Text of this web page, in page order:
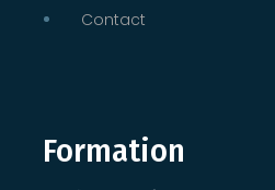
Contact
Formation